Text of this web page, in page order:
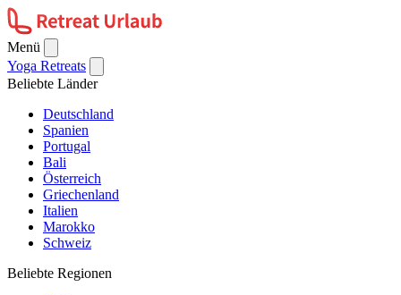
Menü
Yoga Retreats
Beliebte Länder
Deutschland
Spanien
Portugal
Bali
Österreich
Griechenland
Italien
Marokko
Schweiz
Beliebte Regionen